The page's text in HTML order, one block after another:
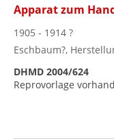
Apparat zum
1905 - 1914 ?
Eschbaum?,
DHMD 2004/624
Reprovorlage